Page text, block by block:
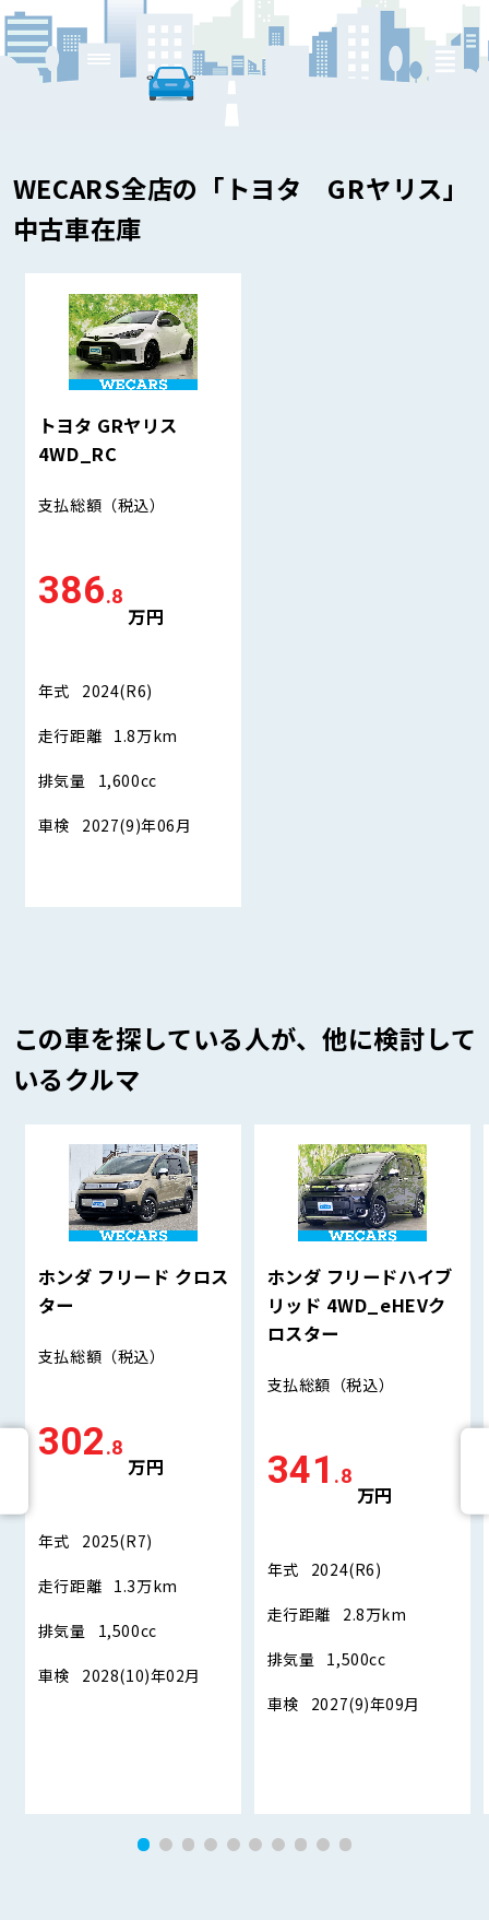
WECARS全店の「トヨタ GRヤリス」
中古車在庫
トヨタ GRヤリス
4WD_RC
支払総額 （税込）
386.8
万円
年式 2024(R6)
走行距離 1.8万km
排気量 1,600cc
車検 2027(9)年06月
この車を探している人が、他に検討して
いるクルマ
ホンダ フリード クロス
ター
支払総額 （税込）
302.8
万円
年式 2025(R7)
走行距離 1.3万km
排気量 1,500cc
車検 2028(10)年02月
ホンダ フリードハイブ
リッド 4WD_eHEVク
ロスター
支払総額 （税込）
341 .8
万円
年式 2024(R6)
走行距離 2.8万km
排気量 1,500cc
車検 2027(9)年09月